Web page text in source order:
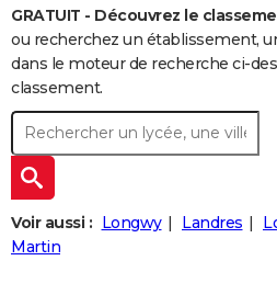
Réserver un essai
Citadines
Berlines
Forum auto
HIGH-TECH
BRICOLAGE
Aménagement intérieur
Cuisine
Jardinage
+ WEEK-END
Guides de France
Escapades
Patrimoine
Expositions
Musées
Week-end nature
+
LIFESTYLE
SANTE
Alimentation
Guide de la santé
Maladies
Médicaments
Sommeil
+
GRATUIT - Découvrez le
ou recherchez un établissement,
dans le moteur de recherche ci-
classement.
Voir aussi : Longwy Landres
Martin